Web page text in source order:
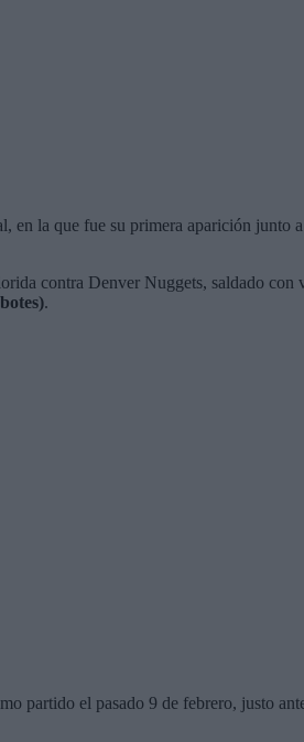
en la que fue su primera aparición junto
contra Denver Nuggets, saldado
.
partido el pasado 9 de febrero, justo